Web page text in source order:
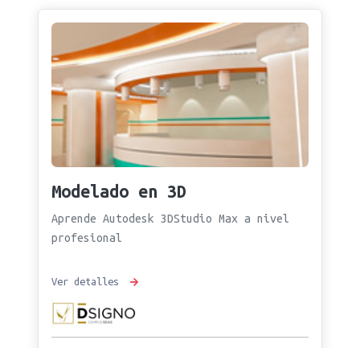
Modelado en 3D
Aprende Autodesk 3DStudio Max a nivel
profesional
Ver detalles